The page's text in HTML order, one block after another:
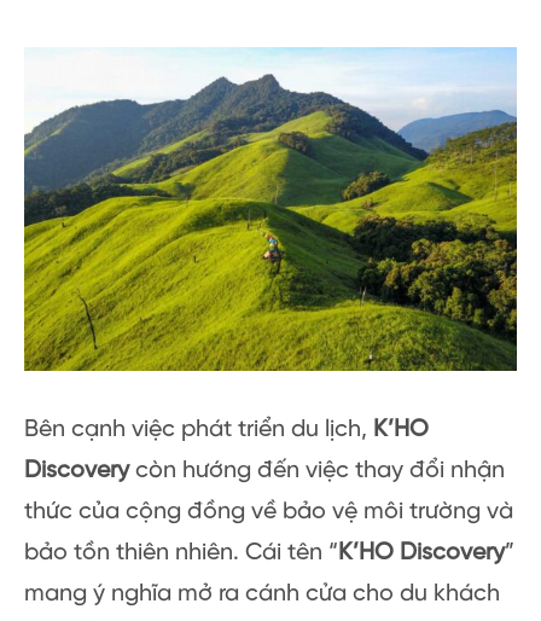
Bên cạnh việc phát triển du lịch, K’HO
Discoverycòn hướng đến việc thay đổi nhận
thức của cộng đồng về bảo vệ môi trường và
bảo tồn thiên nhiên. Cái tên “K’HO Discovery”
mang ý nghĩa mở ra cánh cửa cho du khách